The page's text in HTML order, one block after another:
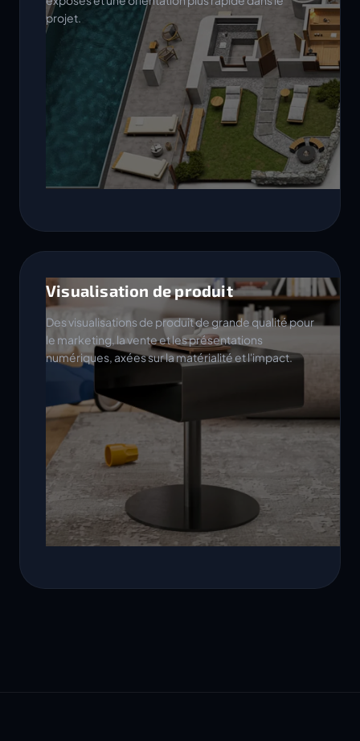
projet.
Visualisation de produit
Des visualisations de produit de grande qualité pour
le marketing, la vente et les présentations
numériques, axées sur la matérialité et l'impact.